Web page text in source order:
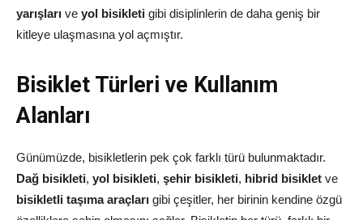
yarışları ve yol bisikleti gibi disiplinlerin de daha geniş bir
kitleye ulaşmasına yol açmıştır.
Bisiklet Türleri ve Kullanım
Alanları
Günümüzde, bisikletlerin pek çok farklı türü bulunmaktadır.
Dağ bisikleti, yol bisikleti, şehir bisikleti, hibrid bisiklet ve
bisikletli taşıma araçları gibi çeşitler, her birinin kendine özgü